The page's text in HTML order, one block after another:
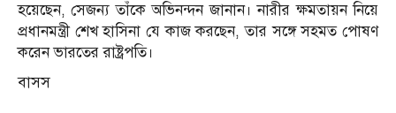
হয়েছেন, সেজন্য তাঁকে অভিনন্দন জানান। নারীর ক্ষমতায়ন নিয়ে
প্রধানমন্ত্রী শেখ হাসিনা যে কাজ করছেন, তার সঙ্গে সহমত পোষণ
করেন ভারতের রাষ্ট্রপতি।
বাসস